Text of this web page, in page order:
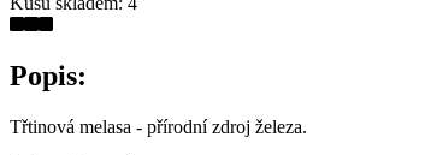
Popis:
Třtinová melasa - přírodní zdroj železa.